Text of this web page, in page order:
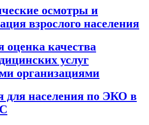
осмотры и
взрослого населения
оценка качества
услуг
организациями
населения по ЭКО в